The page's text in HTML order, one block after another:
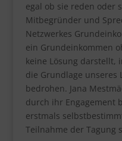
egal ob sie reden oder
Mitbegründer und
Netzwerkes
ein Grundeinkommen
keine Lösung darstellt,
die Grundlage unseres
bedrohen. Jana
durch ihr Engagement
erstmals
Teilnahme der Tagung